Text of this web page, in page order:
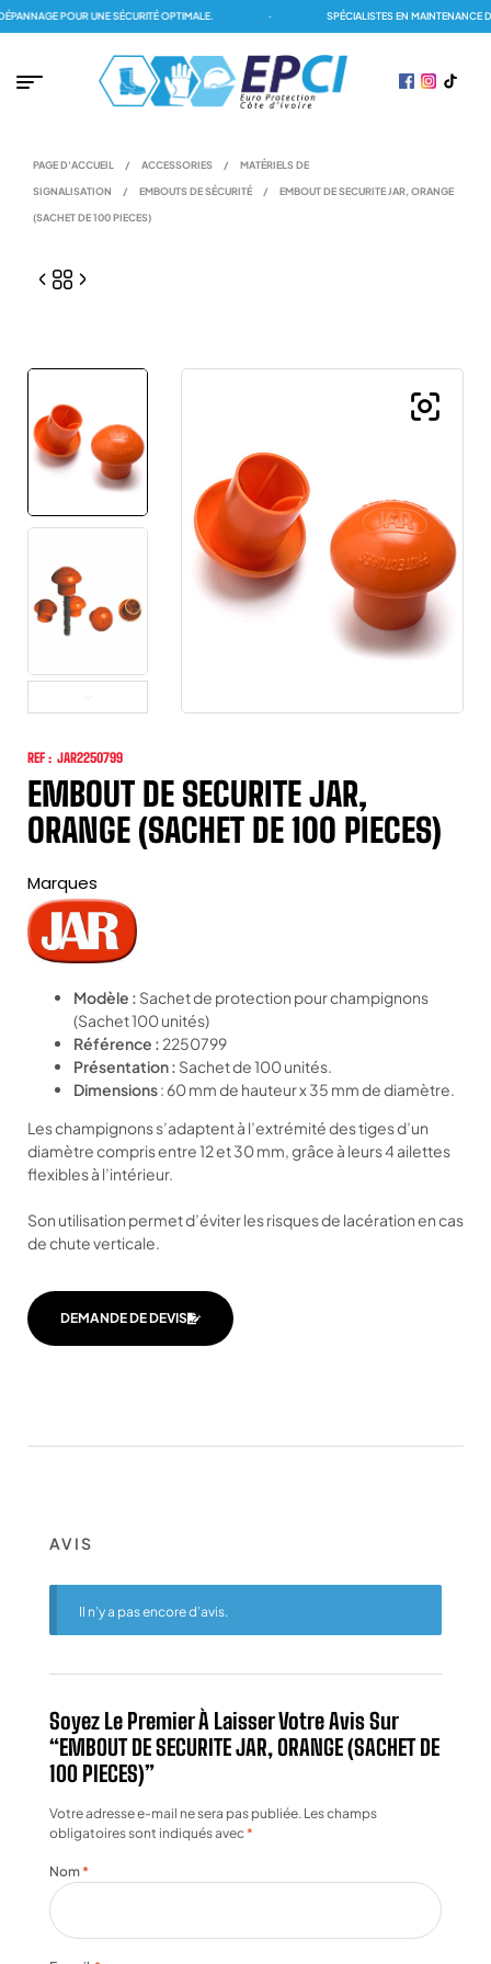
POUR UNE SÉCURITÉ OPTIMALE. SPÉCIALISTES EN MAINTENANCE
PAGE D'ACCUEIL / ACCESSORIES / MATÉRIELS DE
SIGNALISATION / EMBOUTS DE SÉCURITÉ / EMBOUT DE SECURITE JAR, ORANGE
(SACHET DE 100 PIECES)
REF : JAR2250799
EMBOUT DE SECURITE JAR,
ORANGE (SACHET DE 100 PIECES)
Marques
Modèle : Sachet de protection pour champignons
(Sachet 100 unités)
Référence : 2250799
Présentation : Sachet de 100 unités.
Dimensions: 60 mm de hauteur x 35 mm de diamètre.
Les champignons s’adaptent à l’extrémité des tiges d’un
diamètre compris entre 12 et 30 mm, grâce à leurs 4 ailettes
flexibles à l’intérieur.
Son utilisation permet d’éviter les risques de lacération en cas
de chute verticale.
DEMANDE DE DEVIS
AVIS
Il n’y a pas encore d’avis.
Soyez Le Premier À Laisser Votre Avis Sur
“EMBOUT DE SECURITE JAR, ORANGE (SACHET DE
100 PIECES)”
Votre adresse e-mail ne sera pas publiée. Les champs
obligatoires sont indiqués avec*
Nom *